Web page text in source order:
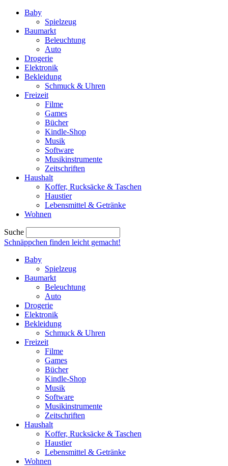
Baby
Spielzeug
Baumarkt
Beleuchtung
Auto
Drogerie
Elektronik
Bekleidung
Schmuck & Uhren
Freizeit
Filme
Games
Bücher
Kindle-Shop
Musik
Software
Musikinstrumente
Zeitschriften
Haushalt
Koffer, Rucksäcke & Taschen
Haustier
Lebensmittel & Getränke
Wohnen
Suche
Schnäppchen finden leicht gemacht!
Baby
Spielzeug
Baumarkt
Beleuchtung
Auto
Drogerie
Elektronik
Bekleidung
Schmuck & Uhren
Freizeit
Filme
Games
Bücher
Kindle-Shop
Musik
Software
Musikinstrumente
Zeitschriften
Haushalt
Koffer, Rucksäcke & Taschen
Haustier
Lebensmittel & Getränke
Wohnen